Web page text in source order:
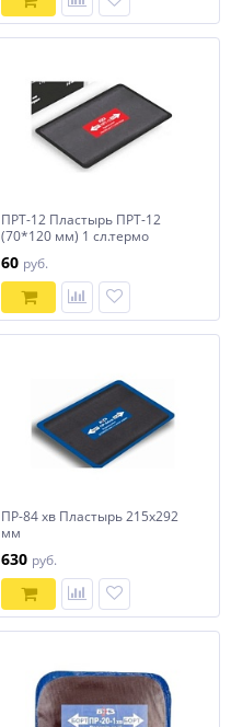
ПРТ-12 Пластырь ПРТ-12
(70*120 мм) 1 сл.термо
60 руб.
ПР-84 хв Пластырь 215х292
мм
630 руб.